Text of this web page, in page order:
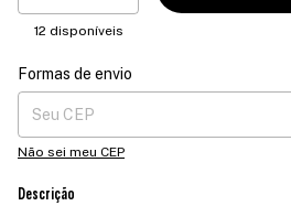
12 disponíveis
Entregas para o CEP:
Formas de envio
Não sei meu CEP
Descrição